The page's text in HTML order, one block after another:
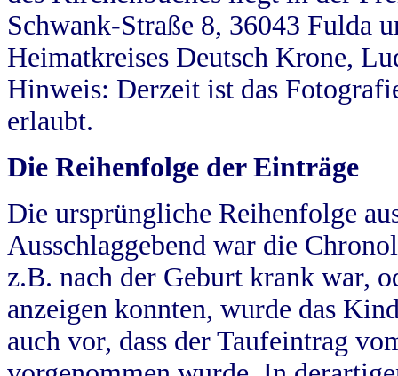
Schwank-Straße 8, 36043 Fulda
Heimatkreises Deutsch Krone,
Hinweis: Derzeit ist das
erlaubt.
Die Reihenfolge der Einträge
Die ursprüngliche Reihenfolge
Ausschlaggebend war die
z.B. nach der Geburt krank war,
anzeigen konnten, wurde das
auch vor, dass der Taufeintrag